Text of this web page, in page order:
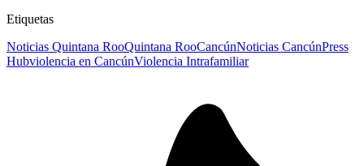
Etiquetas
Noticias Quintana RooQuintana RooCancúnNoticias CancúnPress
Hubviolencia en CancúnViolencia Intrafamiliar